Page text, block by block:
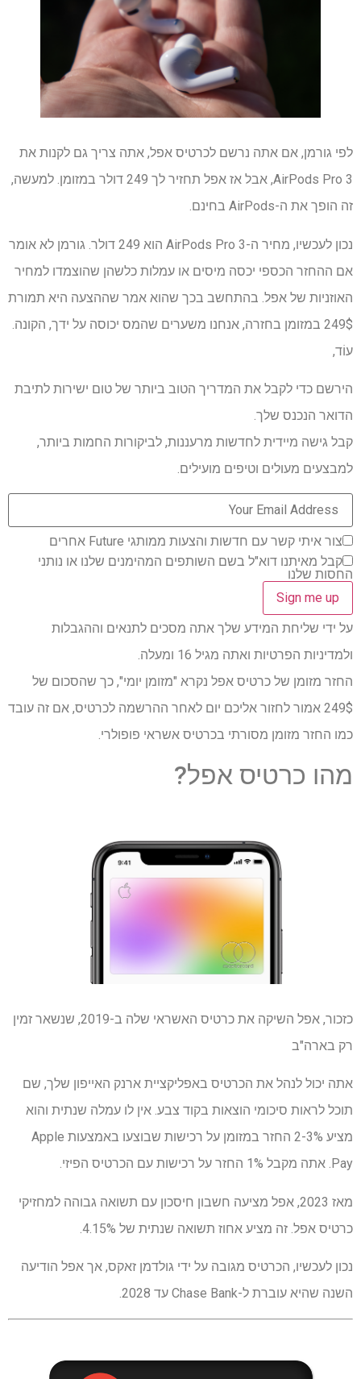
לפי גורמן, אם אתה נרשם לכרטיס אפל, אתה צריך גם לקנות את
AirPods Pro 3, אבל אז אפל תחזיר לך 249 דולר במזומן. למעשה,
זה הופך את ה-AirPods בחינם.
נכון לעכשיו, מחיר ה-AirPods Pro 3 הוא 249 דולר. גורמן לא אומר
אם ההחזר הכספי יכסה מיסים או עמלות כלשהן שהוצמדו למחיר
האוזניות של אפל. בהתחשב בכך שהוא אמר שההצעה היא תמורת
249$ במזומן בחזרה, אנחנו משערים שהמס יכוסה על ידך, הקונה.
עוֹד,
הירשם כדי לקבל את המדריך הטוב ביותר של טום ישירות לתיבת
הדואר הנכנס שלך.
קבל גישה מיידית לחדשות מרעננות, לביקורות החמות ביותר,
למבצעים מעולים וטיפים מועילים.
צור איתי קשר עם חדשות והצעות ממותגי Future אחרים
קבל מאיתנו דוא"ל בשם השותפים המהימנים שלנו או נותני
החסות שלנו
על ידי שליחת המידע שלך אתה מסכים לתנאים וההגבלות
ולמדיניות הפרטיות ואתה מגיל 16 ומעלה.
החזר מזומן של כרטיס אפל נקרא "מזומן יומי", כך שהסכום של
249$ אמור לחזור אליכם יום לאחר ההרשמה לכרטיס, אם זה עובד
כמו החזר מזומן מסורתי בכרטיס אשראי פופולרי.
מהו כרטיס אפל?
כזכור, אפל השיקה את כרטיס האשראי שלה ב-2019, שנשאר זמין
רק בארה"ב
אתה יכול לנהל את הכרטיס באפליקציית ארנק האייפון שלך, שם
תוכל לראות סיכומי הוצאות בקוד צבע. אין לו עמלה שנתית והוא
מציע 2-3% החזר במזומן על רכישות שבוצעו באמצעות Apple
Pay. אתה מקבל 1% החזר על רכישות עם הכרטיס הפיזי.
מאז 2023, אפל מציעה חשבון חיסכון עם תשואה גבוהה למחזיקי
כרטיס אפל. זה מציע אחוז תשואה שנתית של 4.15%.
נכון לעכשיו, הכרטיס מגובה על ידי גולדמן זאקס, אך אפל הודיעה
השנה שהיא עוברת ל-Chase Bank עד 2028.